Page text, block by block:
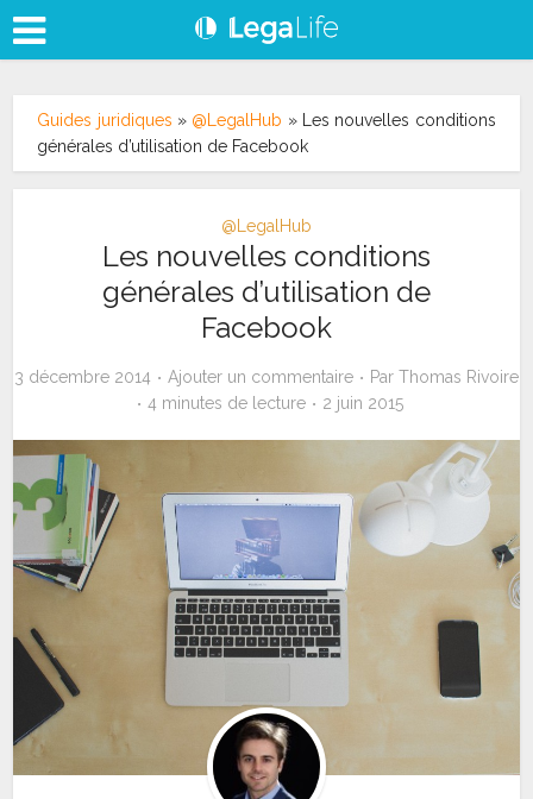
Guides juridiques » @LegalHub »
Les nouvelles conditions
générales d’utilisation de Facebook
@LegalHub
Les nouvelles conditions
générales d’utilisation de
Facebook
3 décembre 2014 Ajouter un commentaire Par Thomas Rivoire
4 minutes de lecture
2 juin 2015